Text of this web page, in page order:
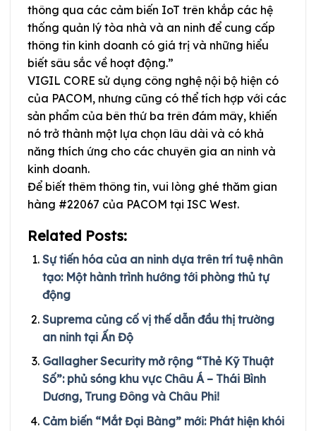
thông qua các cảm biến IoT trên khắp các hệ
thống quản lý tòa nhà và an ninh để cung cấp
thông tin kinh doanh có giá trị và những hiểu
biết sâu sắc về hoạt động.”
VIGIL CORE sử dụng công nghệ nội bộ hiện có
của PACOM, nhưng cũng có thể tích hợp với các
sản phẩm của bên thứ ba trên đám mây, khiến
nó trở thành một lựa chọn lâu dài và có khả
năng thích ứng cho các chuyên gia an ninh và
kinh doanh.
Để biết thêm thông tin, vui lòng ghé thăm gian
hàng #22067 của PACOM tại ISC West.
Related Posts:
Sự tiến hóa của an ninh dựa trên trí tuệ nhân
tạo: Một hành trình hướng tới phòng thủ tự
động
Suprema củng cố vị thế dẫn đầu thị trường
an ninh tại Ấn Độ
Gallagher Security mở rộng “Thẻ Kỹ Thuật
Số”: phủ sóng khu vực Châu Á – Thái Bình
Dương, Trung Đông và Châu Phi!
Cảm biến “Mắt Đại Bàng” mới: Phát hiện khói